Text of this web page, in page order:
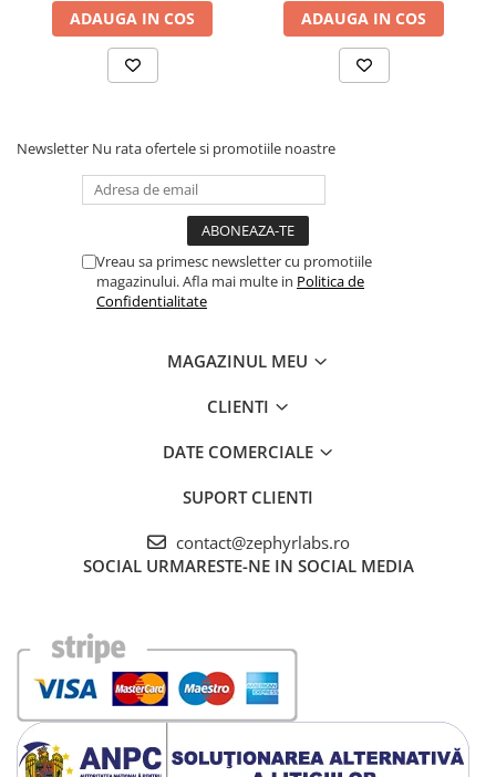
Suplimente pentru imunitate
Promo Ianuarie-Septembrie
ADAUGA IN COS ADAUGA IN COS
Newsletter Nu rata ofertele si promotiile noastre
Vreau sa primesc newsletter cu promotiile
magazinului. Afla mai multe in Politica de
Confidentialitate
MAGAZINUL MEU
CLIENTI
DATE COMERCIALE
SUPORT CLIENTI
contact@zephyrlabs.ro
SOCIAL URMARESTE-NE IN SOCIAL MEDIA